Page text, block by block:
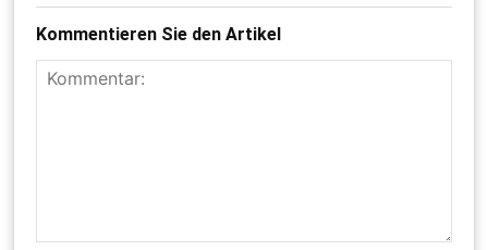
Kommentieren Sie den Artikel